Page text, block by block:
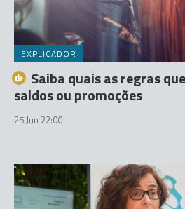
EXPLICADOR
Saiba quais as regras
saldos ou promoções
25 Jun 22:00